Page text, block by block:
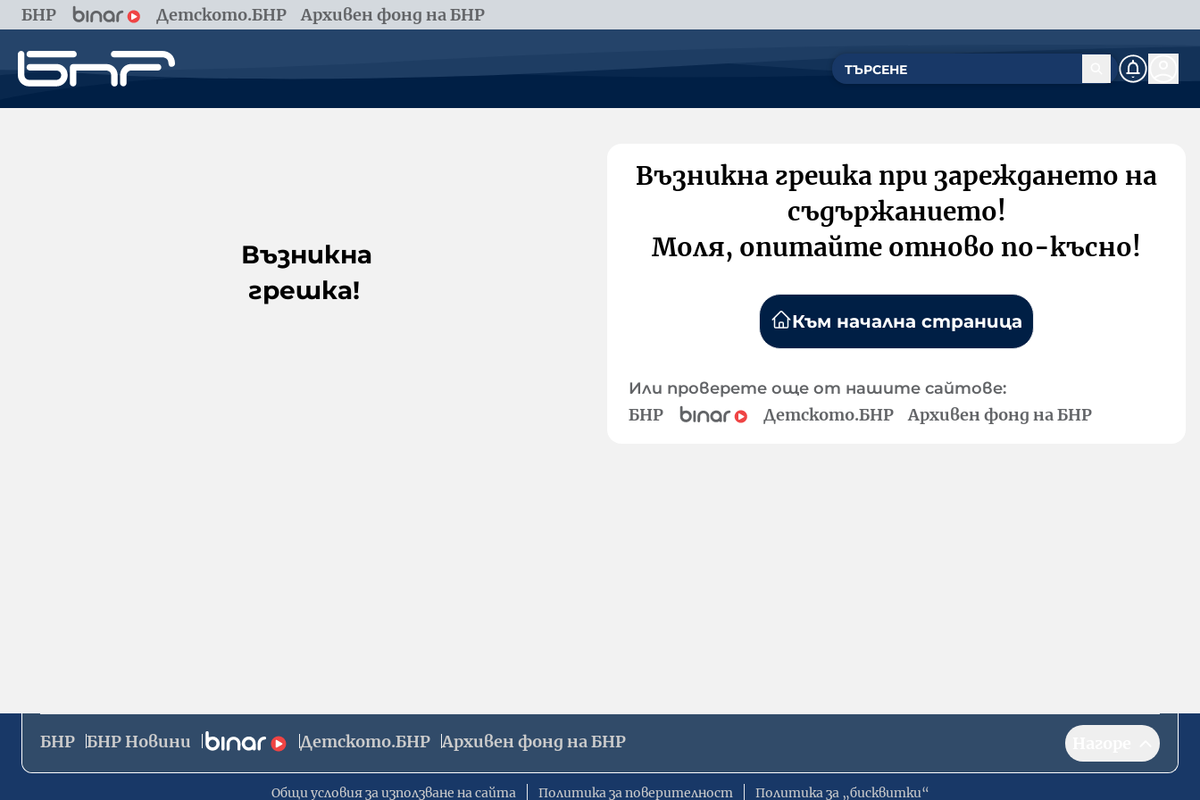
БНР Детското.БНР Архивен фонд на БНР
Възникна
грешка!
Възникна грешка при зареждането на
съдържанието!
Моля, опитайте отново по-късно!
Към начална страница
Или проверете още от нашите сайтове:
БНР Детското.БНР Архивен фонд на БНР
БНР БНР Новини Детското.БНР Архивен фонд на БНР
Общи условия за използване на сайта Политика за поверителност Политика за „бисквитки“